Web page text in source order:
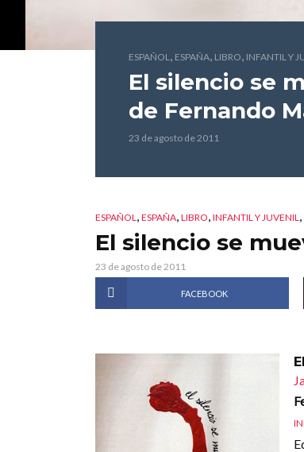
ESPAÑOL, ESPAÑA, LIBRO, INFANTIL Y
El silencio se
de Fernando
23 de agosto de 2011
ESPAÑOL, ESPAÑA, LIBRO, INFANTIL Y JUVENIL,
El silencio se
23 de agosto de 2011
FACEBOOK